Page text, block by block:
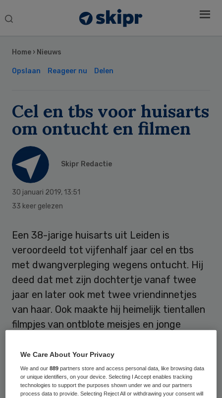
Search
Home › Nieuws
Opslaan Reageer nu Delen
Cel en tbs voor huisarts
om ontucht en filmen
Skipr Redactie
30 januari 2019, 13:51
33 keer gelezen
Een 38-jarige huisarts uit Leiden is
veroordeeld tot vijfenhalf jaar cel en tbs
met dwangverpleging wegens ontucht. Hij
deed dat met zijn dochtertje vanaf twee
jaar en later ook met twee vriendinnetjes
van haar. Ook maakte hij heimelijk tientallen
filmpjes van ontblote meisjes en jonge
daarbij ontuchtige handelingen met zeven
minderjarige patiëntes. Hij maakte
kinderporno en had die ook in bezit.
Sidebar
We Care About Your Privacy
We and our889 partners store and access personal data, like browsing data
or unique identifiers, on your device. Selecting I Accept enables tracking
technologies to support the purposes shown under we and our partners
process data to provide. Selecting Reject All or withdrawing your consent will